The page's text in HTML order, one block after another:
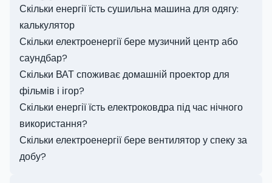
Скільки енергії їсть сушильна машина для одягу:
калькулятор
Скільки електроенергії бере музичний центр або
саундбар?
Скільки ВАТ споживає домашній проектор для
фільмів і ігор?
Скільки енергії їсть електроковдра під час нічного
використання?
Скільки електроенергії бере вентилятор у спеку за
добу?